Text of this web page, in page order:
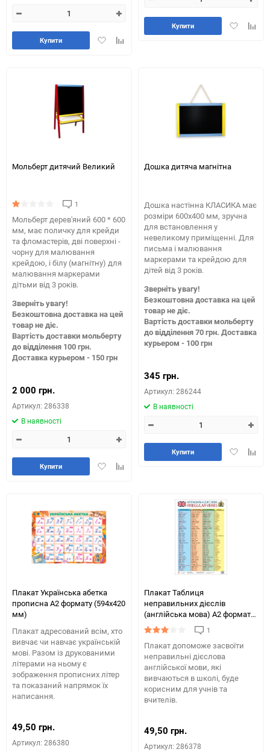
ДодатиДодайте
Купити
Додати
Купити
Мольберт дитячий Великий
1
Мольберт дерев'яний 600 * 600
мм, має поличку для крейди
та фломастерів, дві поверхні -
чорну для малювання
крейдою, і білу (магнітну) для
малювання маркерами
дітьми від 3 років.
Зверніть увагу!
Безкоштовна доставка на цей
товар не діє.
Вартість доставки мольберту
до відділення 100 грн.
Доставка курьером - 150 грн
2 000 грн.
Артикул: 286338
В наявності
ДодатиДодайте
Купити
Дошка дитяча магнітна
Дошка настінна КЛАСИКА має
розміри 600х400 мм, зручна
для встановлення у
невеликому приміщенні. Для
письма і малювання
маркерами та крейдою для
дітей від 3 років.
Зверніть увагу!
Безкоштовна доставка на цей
товар не діє.
Вартість доставки мольберту
до відділення 70 грн. Доставка
курьером - 100 грн
345 грн.
Артикул: 286244
В наявності
Додати
Купити
Плакат Українська абетка
прописна А2 формату (594х420
мм)
Плакат адресований всім, хто
вивчає чи навчає українській
мові. Разом із друкованими
літерами на ньому є
зображення прописних літер
та показаний напрямок їх
написання.
49,50 грн.
Артикул: 286380
Плакат Таблиця
неправильних дієслів
(англійська мова) А2 формату
(594х420 мм)
1
Плакат допоможе засвоїти
неправильні дієслова
англійської мови, які
вивчаються в школі, буде
корисним для учнів та
вчителів.
49,50 грн.
Артикул: 286378